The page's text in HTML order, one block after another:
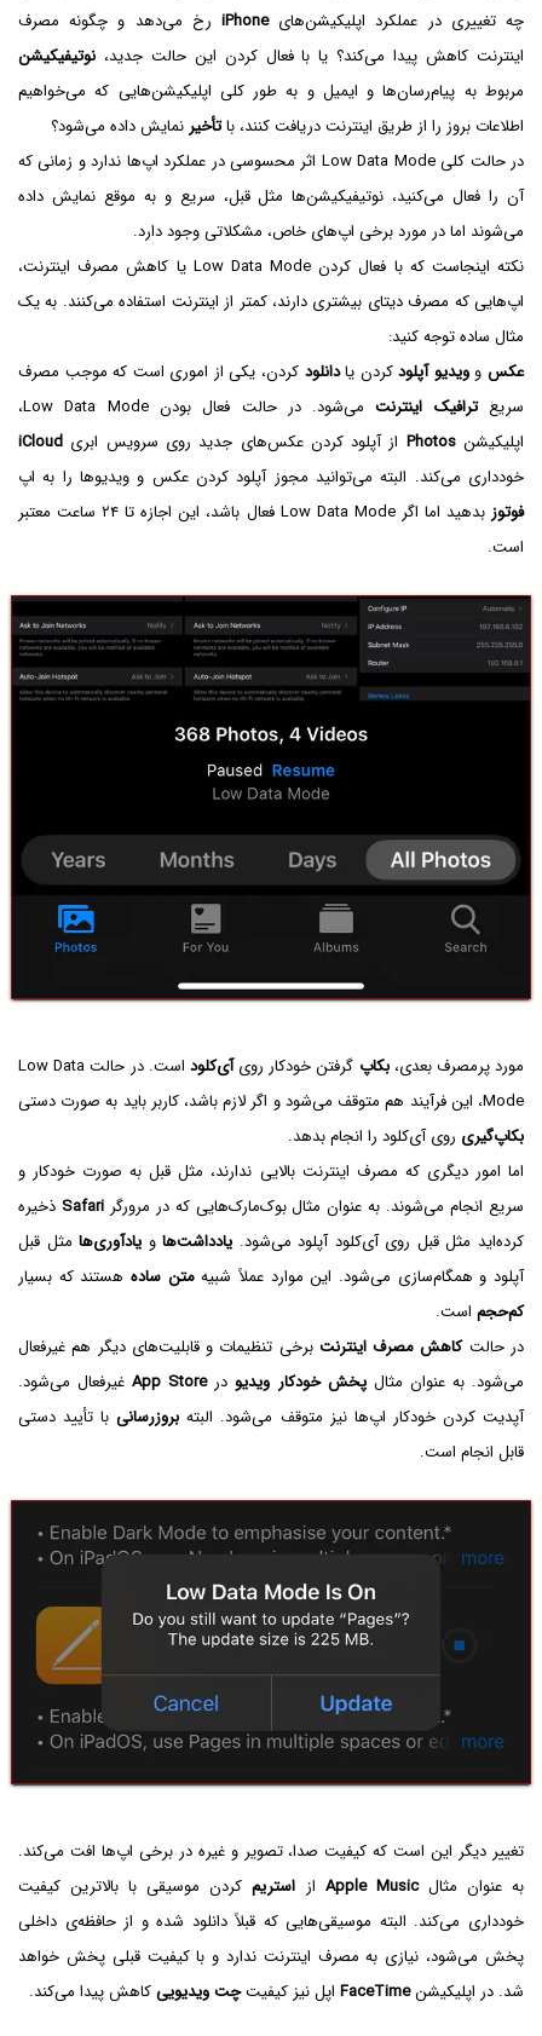
چه تغییری در عملکرد اپلیکیشن‌هایiPhone رخ می‌دهد و چگونه مصرف
اینترنت کاهش پیدا می‌کند؟ یا با فعال کردن این حالت جدید، نوتیفیکیشن
مربوط به پیام‌رسان‌ها و ایمیل و به طور کلی اپلیکیشن‌هایی که می‌خواهیم
اطلاعات بروز را از طریق اینترنت دریافت کنند، باتأخیر نمایش داده می‌شود؟
در حالت کلی Low Data Mode اثر محسوسی در عملکرد اپ‌ها ندارد و زمانی که
آن را فعال می‌کنید، نوتیفیکیشن‌ها مثل قبل، سریع و به موقع نمایش داده
می‌شوند اما در مورد برخی اپ‌های خاص، مشکلاتی وجود دارد.
نکته اینجاست که با فعال کردن Low Data Mode یا کاهش مصرف اینترنت،
اپ‌هایی که مصرف دیتای بیشتری دارند، کمتر از اینترنت استفاده می‌کنند. به یک
مثال ساده توجه کنید:
عکسوویدیو آپلودکردن یادانلود کردن، یکی از اموری است که موجب مصرف
سریعترافیک اینترنت
می‌شود. در حالت فعال بودن Low Data Mode،
اپلیکیشنPhotos از آپلود کردن عکس‌های جدید روی سرویس ابری iCloud
خودداری می‌کند. البته می‌توانید مجوز آپلود کردن عکس و ویدیوها را به اپ
فوتوز
بدهید اما اگر Low Data Mode فعال باشد، این اجازه تا ۲۴ ساعت معتبر
است.
مورد پرمصرف بعدی،بکاپ گرفتن خودکار رویآی‌کلود
است. در حالت Low Data
Mode، این فرآیند هم متوقف می‌شود و اگر لازم باشد، کاربر باید به صورت دستی
بکاپ‌گیری روی آی‌کلود را انجام بدهد.
اما امور دیگری که مصرف اینترنت بالایی ندارند، مثل قبل به صورت خودکار و
سریع انجام می‌شوند. به عنوان مثال بوک‌مارک‌هایی که در مرورگرSafari ذخیره
کرده‌اید مثل قبل روی آی‌کلود آپلود می‌شود. یادداشت‌هاو یادآوری‌هامثل قبل
آپلود و همگام‌سازی می‌شود. این موارد عملاً شبیهمتن ساده هستند که بسیار
کم‌حجم است.
در حالتکاهش مصرف اینترنت برخی تنظیمات و قابلیت‌های دیگر هم غیرفعال
می‌شود. به عنوان مثالپخش خودکار ویدیو درApp Storeغیرفعال می‌شود.
آپدیت کردن خودکار اپ‌ها نیز متوقف می‌شود. البته بروزرسانیبا تأیید دستی
قابل انجام است.
تغییر دیگر این است که کیفیت صدا، تصویر و غیره در برخی اپ‌ها افت می‌کند.
به عنوان مثالApple Music از استریمکردن موسیقی با بالاترین کیفیت
خودداری می‌کند. البته موسیقی‌هایی که قبلاً دانلود شده و از حافظه‌ی داخلی
پخش می‌شود، نیازی به مصرف اینترنت ندارد و با کیفیت قبلی پخش خواهد
شد. در اپلیکیشنFaceTime اپل نیز کیفیتچت ویدیوییکاهش پیدا می‌کند.